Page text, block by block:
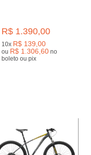
R$ 1.390,00
10x R$ 139,00
ou R$ 1.306,60 no
boleto ou pix